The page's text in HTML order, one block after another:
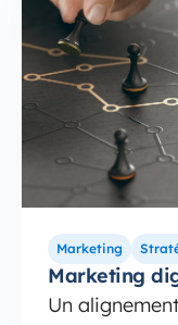
Marketing
Marketing
Un